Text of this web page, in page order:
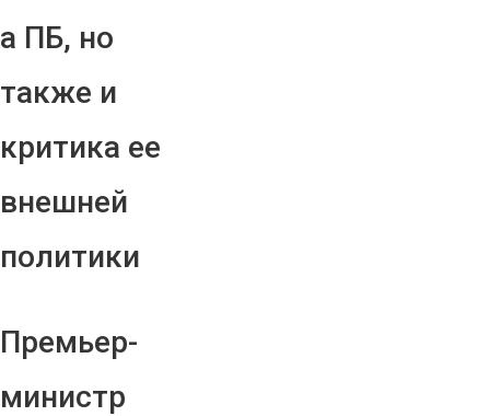
а ПБ, но
также и
критика ее
внешней
политики
Премьер-
министр